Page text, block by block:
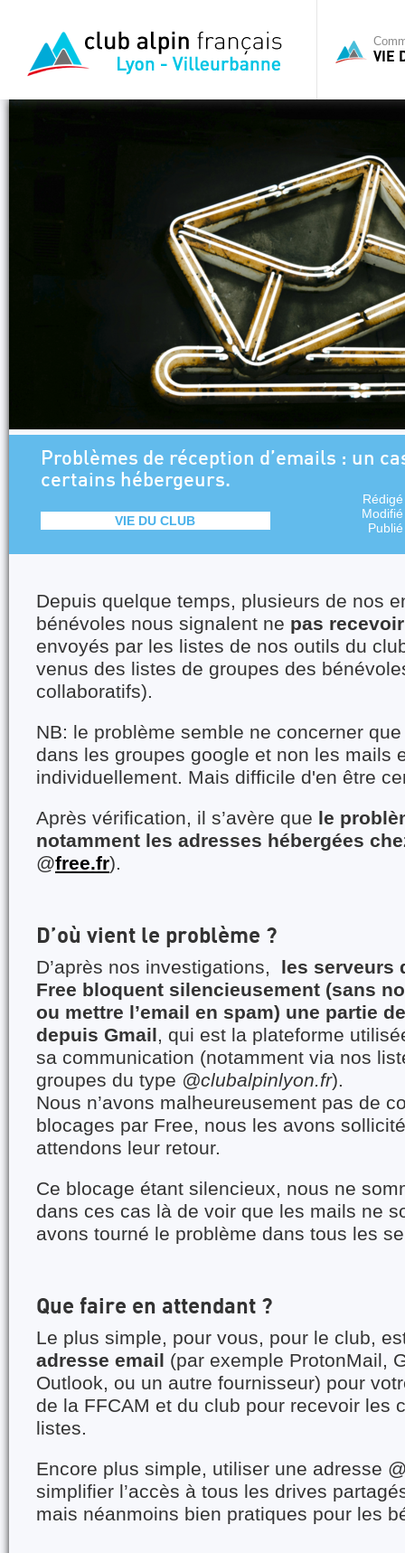
VIE
Problèmes de réception d’emails : un
certains hébergeurs.
VIE DU CLUB
Depuis quelque temps, plusieurs de nos
bénévoles nous signalent ne pas
envoyés par les listes de nos outils du
venus des listes de groupes des
collaboratifs).
NB: le problème semble ne concerner
dans les groupes google et non les mails
individuellement. Mais difficile d'en être
Après vérification, il s’avère que le
notamment les adresses hébergées
@free.fr).
D’où vient le problème ?
D’après nos investigations, les serveurs
Free bloquent silencieusement (sans
ou mettre l’email en spam) une partie
depuis Gmail, qui est la plateforme
sa communication (notamment via nos
groupes du type @clubalpinlyon.fr).
Nous n’avons malheureusement pas de
blocages par Free, nous les avons
attendons leur retour.
Ce blocage étant silencieux, nous ne
dans ces cas là de voir que les mails ne
avons tourné le problème dans tous les
Que faire en attendant ?
Le plus simple, pour vous, pour le club,
adresse email (par exemple ProtonMail,
Outlook, ou un autre fournisseur) pour
de la FFCAM et du club pour recevoir les
listes.
Encore plus simple, utiliser une adresse
simplifier l’accès à tous les drives
mais néanmoins bien pratiques pour les